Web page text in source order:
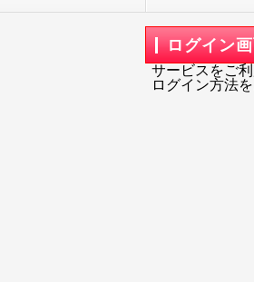
ログイン
サービスをご
ログイン方法